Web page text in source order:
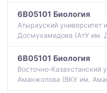
6B05101 Биология
Атырауский университет
Досмухамедова (АтУ им.
6B05101 Биология
Восточно-Казахстанский
Аманжолова (ВКУ им.